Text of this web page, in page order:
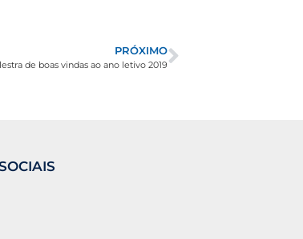
PRÓXIMO
de boas vindas ao ano letivo 2019